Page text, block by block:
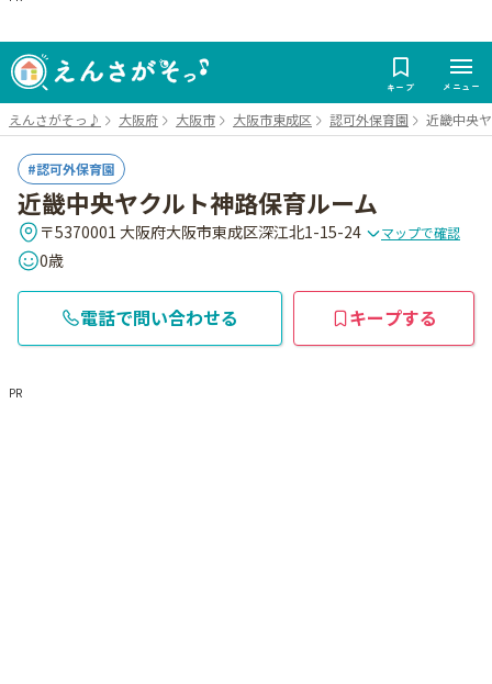
キープ メニュー
えんさがそっ♪ 大阪府 大阪市 大阪市東成区 認可外保育園 近畿中央
認可外保育園
近畿中央ヤクルト神路保育ルーム
〒5370001 大阪府大阪市東成区深江北1-15-24 マップで確認
0歳
電話で問い合わせる キープする
PR